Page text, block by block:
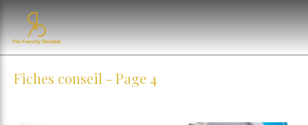
Fiches conseil - Page 4